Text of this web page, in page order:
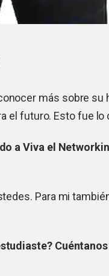
más sobre su
el futuro. Esto fue lo
a Viva el
Para mi